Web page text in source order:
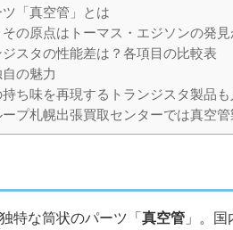
「真空管」とは
の原点はトーマス・エジソンの発見
スタの性能差は？各項目の比較表
の魅力
ち味を再現するトランジスタ製品
プ札幌出張買取センターでは真空管
特な筒状のパーツ「真空管 」。